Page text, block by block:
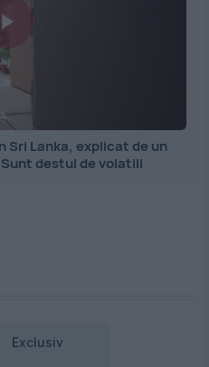
Lanka, explicat de un
destul de volatili
Exclusiv